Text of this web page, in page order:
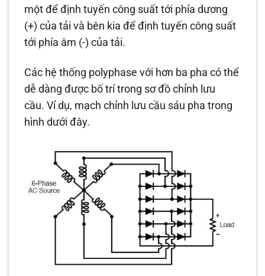
một để định tuyến công suất tới phía dương
(+) của tải và bên kia để định tuyến công suất
tới phía âm (-) của tải.
Các hệ thống polyphase với hơn ba pha có thể
dễ dàng được bố trí trong sơ đồ chỉnh lưu
cầu. Ví dụ, mạch chỉnh lưu cầu sáu pha trong
hình dưới đây.